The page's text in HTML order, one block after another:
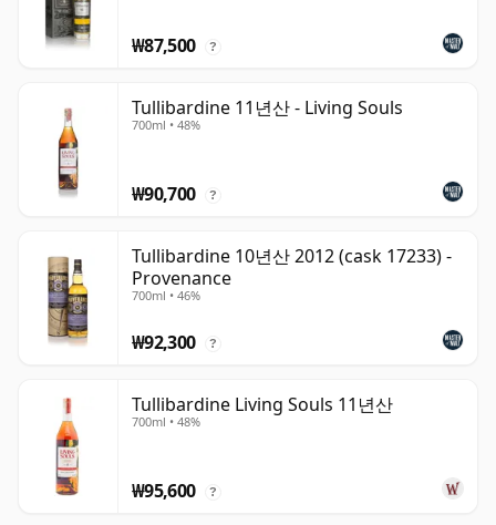
₩87,500 ?
Tullibardine 11년산 - Living Souls
700ml • 48%
₩90,700 ?
Tullibardine 10년산 2012 (cask 17233) -
Provenance
700ml • 46%
₩92,300 ?
Tullibardine Living Souls 11년산
700ml • 48%
₩95,600 ?